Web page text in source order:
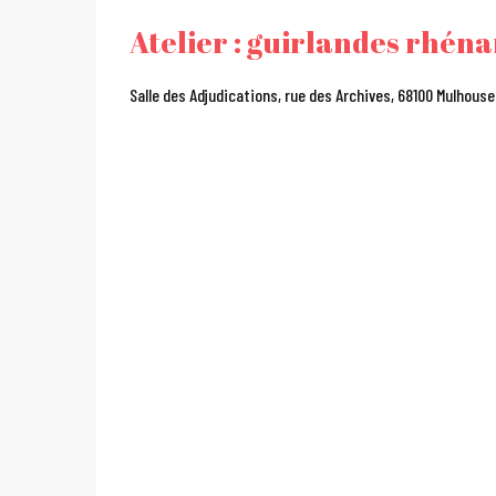
Atelier : guirlandes
Salle des Adjudications, rue des Archives, 68100 Mulhouse